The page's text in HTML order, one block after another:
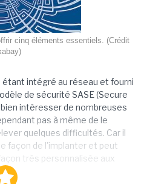
cinq éléments essentiels. (Crédit
intégré au réseau et fourni
de sécurité SASE (Secure
intéresser de nombreuses
pas à même de le
quelques difficultés. Car il
façon de l'implanter et peut
très personnalisée aux